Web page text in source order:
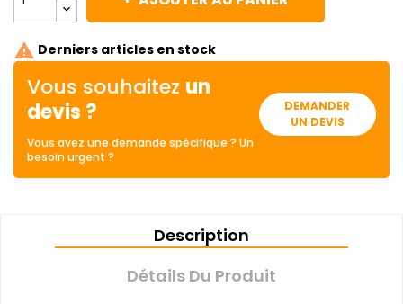
 Derniers articles en stock
Vous souhaitez un
devis ?
Vous avez une demande spécifique ? Un
besoin urgent ?
DEMANDER
UN DEVIS
Description
Détails Du Produit